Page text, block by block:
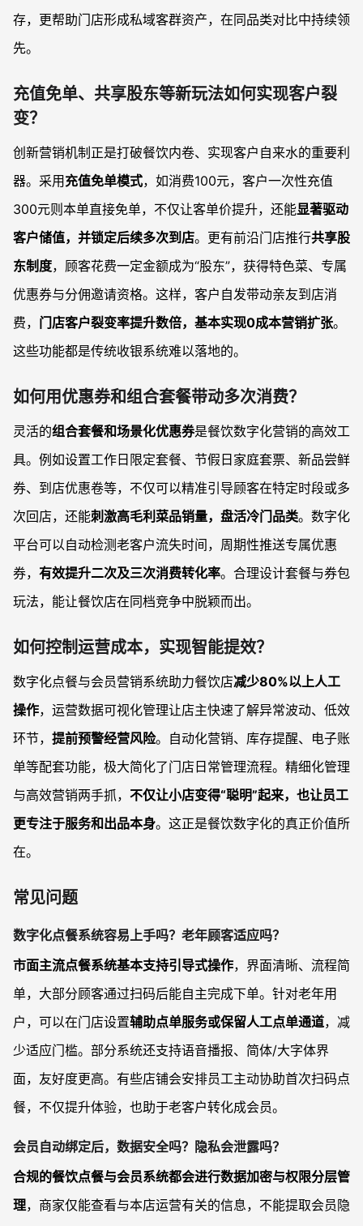
存，更帮助门店形成私域客群资产，在同品类对比中持续领
先。
充值免单、共享股东等新玩法如何实现客户裂
变？
创新营销机制正是打破餐饮内卷、实现客户自来水的重要利
器。采用 充值免单模式，如消费100元，客户一次性充值
300元则本单直接免单，不仅让客单价提升，还能显著驱动
客户储值，并锁定后续多次到店。更有前沿门店推行共享股
东制度，顾客花费一定金额成为“股东”，获得特色菜、专属
优惠券与分佣邀请资格。这样，客户自发带动亲友到店消
费， 门店客户裂变率提升数倍，基本实现0成本营销扩张。
这些功能都是传统收银系统难以落地的。
如何用优惠券和组合套餐带动多次消费？
灵活的组合套餐和场景化优惠券是餐饮数字化营销的高效工
具。例如设置工作日限定套餐、节假日家庭套票、新品尝鲜
券、到店优惠卷等，不仅可以精准引导顾客在特定时段或多
次回店，还能刺激高毛利菜品销量，盘活冷门品类。数字化
平台可以自动检测老客户流失时间，周期性推送专属优惠
券， 有效提升二次及三次消费转化率。合理设计套餐与券包
玩法，能让餐饮店在同档竞争中脱颖而出。
如何控制运营成本，实现智能提效？
数字化点餐与会员营销系统助力餐饮店减少80%以上人工
操作，运营数据可视化管理让店主快速了解异常波动、低效
环节， 提前预警经营风险。自动化营销、库存提醒、电子账
单等配套功能，极大简化了门店日常管理流程。精细化管理
与高效营销两手抓， 不仅让小店变得“聪明”起来，也让员工
更专注于服务和出品本身。这正是餐饮数字化的真正价值所
在。
常见问题
数字化点餐系统容易上手吗？老年顾客适应吗？
市面主流点餐系统基本支持引导式操作，界面清晰、流程简
单，大部分顾客通过扫码后能自主完成下单。针对老年用
户，可以在门店设置辅助点单服务或保留人工点单通道，减
少适应门槛。部分系统还支持语音播报、简体/大字体界
面，友好度更高。有些店铺会安排员工主动协助首次扫码点
餐，不仅提升体验，也助于老客户转化成会员。
会员自动绑定后，数据安全吗？隐私会泄露吗？
合规的餐饮点餐与会员系统都会进行数据加密与权限分层管
理，商家仅能查看与本店运营有关的信息，不能提取会员隐